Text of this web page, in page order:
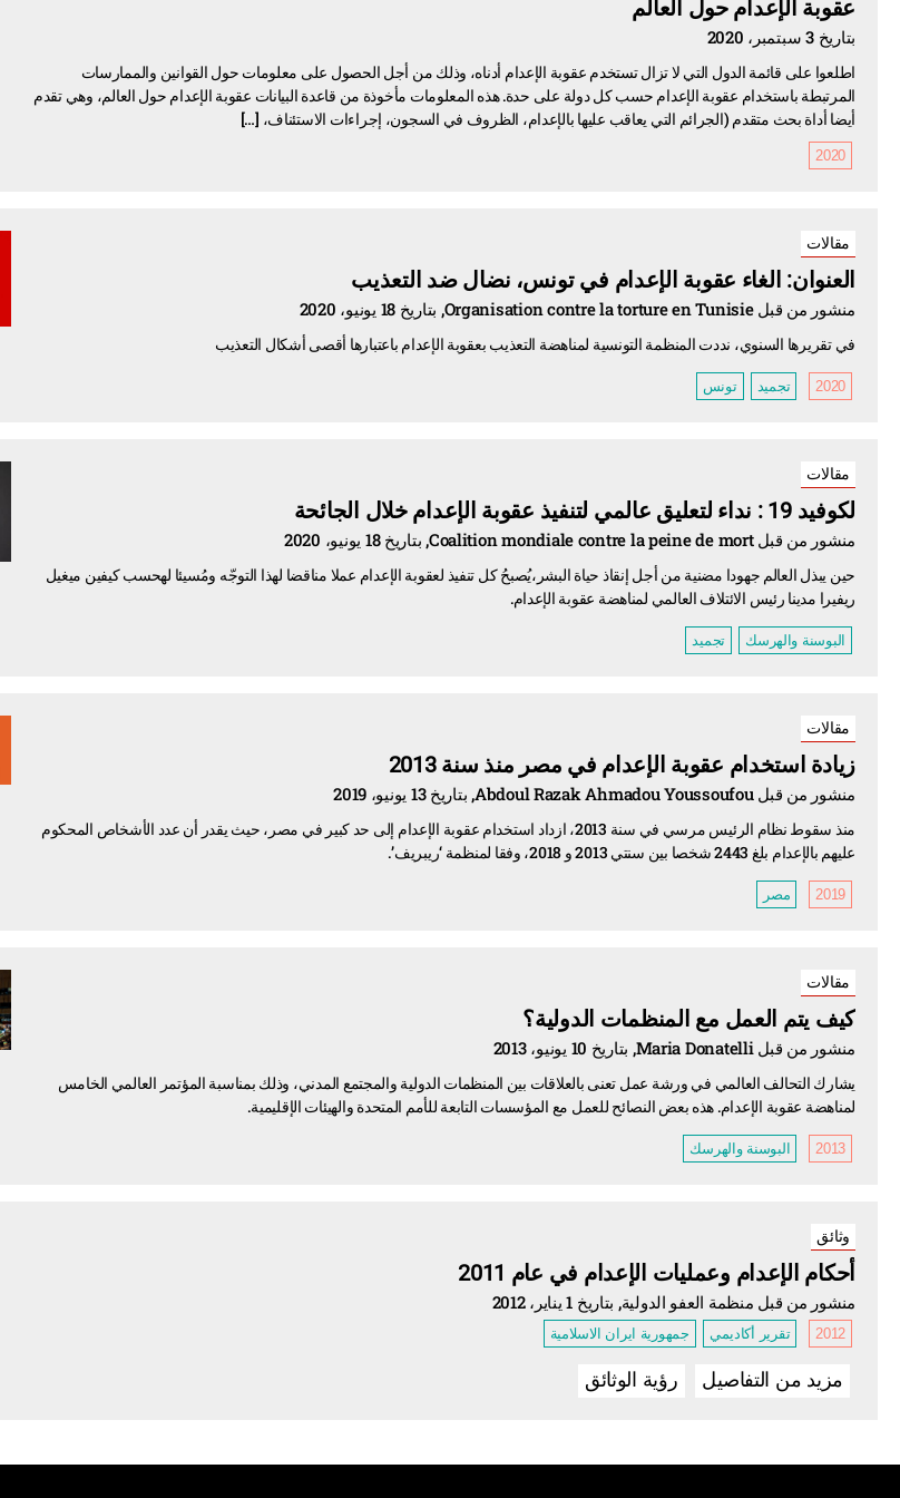
عقوبة الإعدام حول العالم
بتاريخ 3 سبتمبر، 2020
اطلعوا على قائمة الدول التي لا تزال تستخدم عقوبة الإعدام أدناه، وذلك من أجل الحصول على معلومات حول القوانين والممارسات
المرتبطة باستخدام عقوبة الإعدام حسب كل دولة على حدة. هذه المعلومات مأخوذة من قاعدة البيانات عقوبة الإعدام حول العالم، وهي تقدم
أيضا أداة بحث متقدم (الجرائم التي يعاقب عليها بالإعدام، الظروف في السجون، إجراءات الاستئناف، […]
2020
مقالات
العنوان: الغاء عقوبة الإعدام في تونس، نضال ضد التعذيب
منشور من قبل Organisation contre la torture en Tunisie, بتاريخ 18 يونيو، 2020
في تقريرها السنوي، نددت المنظمة التونسية لمناهضة التعذيب بعقوبة الإعدام باعتبارها أقصى أشكال التعذيب
2020 تجميد تونس
مقالات
لكوفيد 19 : نداء لتعليق عالمي لتنفيذ عقوبة الإعدام خلال الجائحة
منشور من قبل Coalition mondiale contre la peine de mort, بتاريخ 18 يونيو، 2020
حين يبذل العالم جهودا مضنية من أجل إنقاذ حياة البشر،يُصبحُ كل تنفيذ لعقوبة الإعدام عملا مناقضا لهذا التوجّه ومُسيئا لهحسب كيفين ميغيل
ريفيرا مدينا رئيس الائتلاف العالمي لمناهضة عقوبة الإعدام.
البوسنة والهرسك تجميد
مقالات
زيادة استخدام عقوبة الإعدام في مصر منذ سنة 2013
منشور من قبل Abdoul Razak Ahmadou Youssoufou, بتاريخ 13 يونيو، 2019
منذ سقوط نظام الرئيس مرسي في سنة 2013، ازداد استخدام عقوبة الإعدام إلى حد كبير في مصر، حيث يقدر أن عدد الأشخاص المحكوم
عليهم بالإعدام بلغ 2443 شخصا بين سنتي 2013 و 2018، وفقا لمنظمة ‘ريبريف’.
2019 مصر
مقالات
كيف يتم العمل مع المنظمات الدولية؟
منشور من قبل Maria Donatelli, بتاريخ 10 يونيو، 2013
يشارك التحالف العالمي في ورشة عمل تعنى بالعلاقات بين المنظمات الدولية والمجتمع المدني، وذلك بمناسبة المؤتمر العالمي الخامس
لمناهضة عقوبة الإعدام. هذه بعض النصائح للعمل مع المؤسسات التابعة للأمم المتحدة والهيئات الإقليمية.
2013 البوسنة والهرسك
وثائق
أحكام الإعدام وعمليات الإعدام في عام 2011
منشور من قبل منظمة العفو الدولية, بتاريخ 1 يناير، 2012
2012 تقرير أكاديمي جمهورية ايران الاسلامية
مزيد من التفاصيل رؤية الوثائق